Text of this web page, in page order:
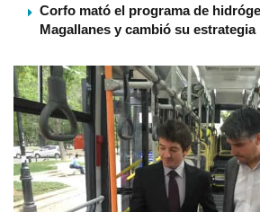
Corfo mató el programa de
Magallanes y cambió su estrategia